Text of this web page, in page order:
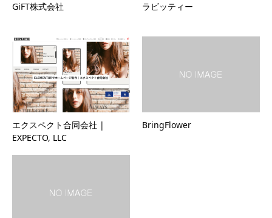
GiFT株式会社 ラビッティー
エクスペクト合同会社 |
EXPECTO, LLC
BringFlower